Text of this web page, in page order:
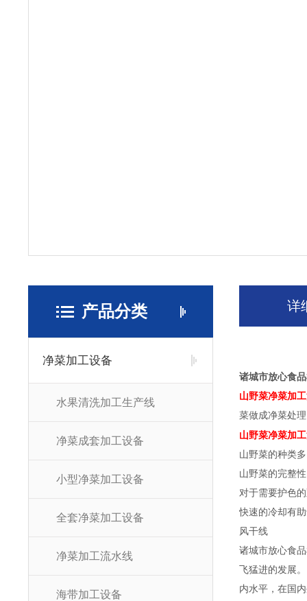
产品分类
净菜加工设备
水果清洗加工生产线
净菜成套加工设备
小型净菜加工设备
全套净菜加工设备
净菜加工流水线
海带加工设备
详
诸城市放心食
山野菜净菜加
菜做成净菜处
山野菜净菜加
山野菜的种类
山野菜的完整
对于需要护色
快速的冷却有
风干线
诸城市放心食
飞猛进的发展
内水平，在国